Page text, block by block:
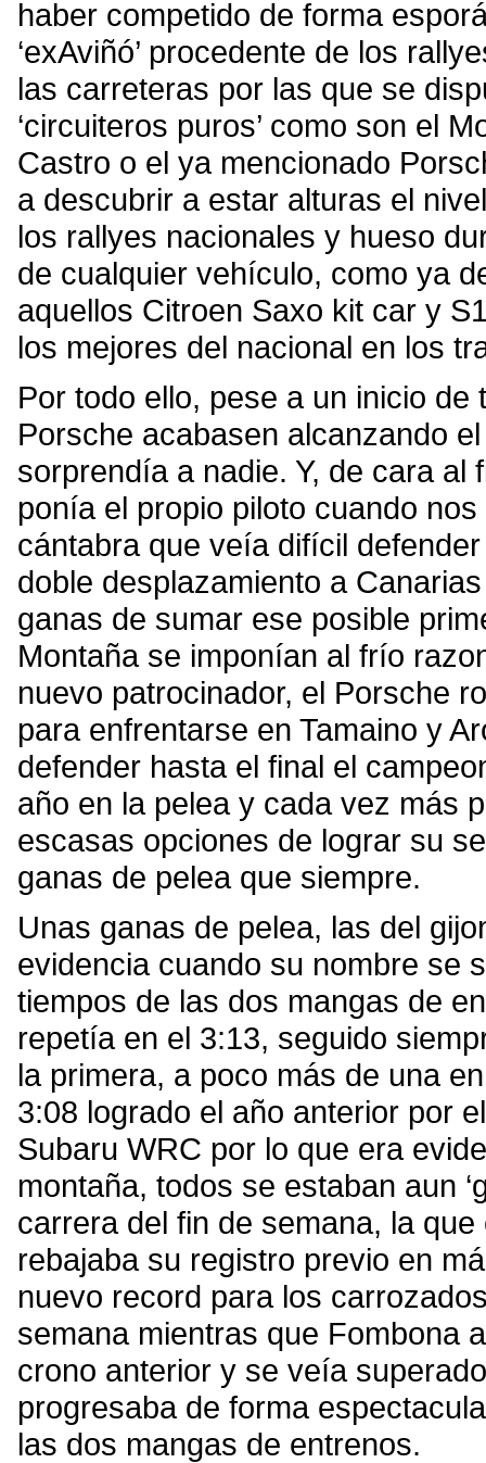
haber competido de forma
‘exAviñó’ procedente de los
las carreteras por las que se
‘circuiteros puros’ como son el
Castro o el ya mencionado
a descubrir a estar alturas el
los rallyes nacionales y hueso
de cualquier vehículo, como ya
aquellos Citroen Saxo kit car y
los mejores del nacional en los
Por todo ello, pese a un inicio
Porsche acabasen alcanzando
sorprendía a nadie. Y, de cara al
ponía el propio piloto cuando
cántabra que veía difícil
doble desplazamiento a
ganas de sumar ese posible
Montaña se imponían al frío
nuevo patrocinador, el Porsche
para enfrentarse en Tamaino y
defender hasta el final el
año en la pelea y cada vez más
escasas opciones de lograr su
ganas de pelea que siempre.
Unas ganas de pelea, las del
evidencia cuando su nombre se
tiempos de las dos mangas de
repetía en el 3:13, seguido
la primera, a poco más de una
3:08 logrado el año anterior por
Subaru WRC por lo que era
montaña, todos se estaban aun
carrera del fin de semana, la
rebajaba su registro previo en
nuevo record para los
semana mientras que Fombona
crono anterior y se veía
progresaba de forma
las dos mangas de entrenos.